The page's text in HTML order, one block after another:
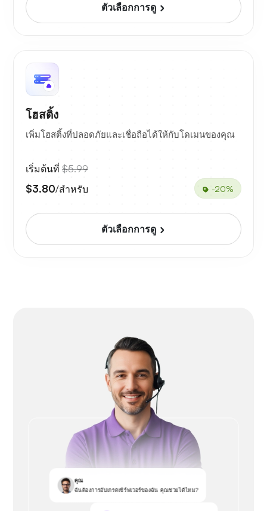
ตัวเลือกการดู
โฮสติ้ง
เพิ่มโฮสติ้งที่ปลอดภัยและเชื่อถือได้ให้กับโดเมนของคุณ
เริ่มต้นที่ $5.99
$3.80/สำหรับ -20%
ตัวเลือกการดู
คุณ
ฉันต้องการอัปเกรดเซิร์ฟเวอร์ของฉัน คุณช่วยได้ไหม?